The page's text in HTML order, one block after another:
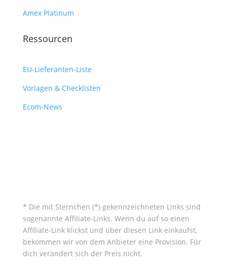
Amex Platinum
Ressourcen
EU-Lieferanten-Liste
Vorlagen & Checklisten
Ecom-News
* Die mit Sternchen (*) gekennzeichneten Links sind
sogenannte Affiliate-Links. Wenn du auf so einen
Affiliate-Link klickst und über diesen Link einkaufst,
bekommen wir von dem Anbieter eine Provision. Für
dich verändert sich der Preis nicht.